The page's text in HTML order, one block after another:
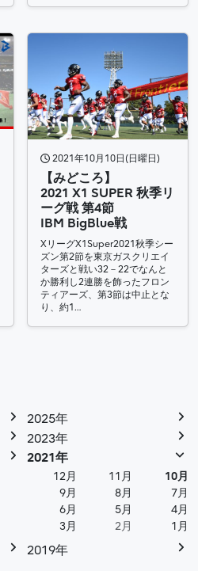
2021年10月10日(日曜日)
【みどころ】
2021 X1 SUPER 秋季リ
ーグ戦 第4節
IBM BigBlue戦
XリーグX1Super2021秋季シー
ズン第2節を東京ガスクリエイ
ターズと戦い32－22でなんと
か勝利し2連勝を飾ったフロン
ティアーズ、第3節は中止とな
り、約1…
2025年
2023年
2021年
12月 11月
10月
9月
8月
7月
6月
5月
4月
3月
2月 1月
2019年